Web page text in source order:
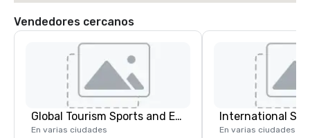
Vendedores cercanos
Global Tourism Sports and Entertainment
En varias ciudades
International
En varias ciudades